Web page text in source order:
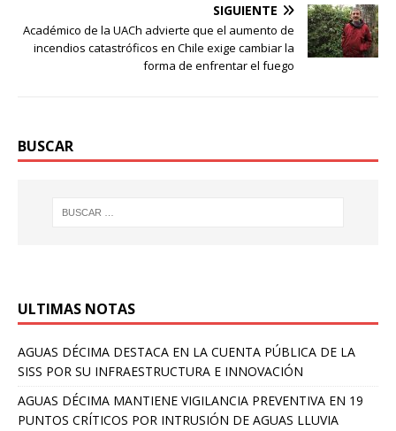
SIGUIENTE
Académico de la UACh advierte que el aumento de
incendios catastróficos en Chile exige cambiar la
forma de enfrentar el fuego
BUSCAR
ULTIMAS NOTAS
AGUAS DÉCIMA DESTACA EN LA CUENTA PÚBLICA DE LA
SISS POR SU INFRAESTRUCTURA E INNOVACIÓN
AGUAS DÉCIMA MANTIENE VIGILANCIA PREVENTIVA EN 19
PUNTOS CRÍTICOS POR INTRUSIÓN DE AGUAS LLUVIA